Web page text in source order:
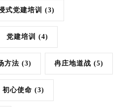
式党建培训 (3)
党建培训 (4)
方法 (3) 冉庄地道战 (5)
初心使命 (3)